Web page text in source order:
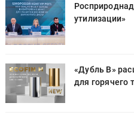
утилизации»
«Дубль В»
для горячего